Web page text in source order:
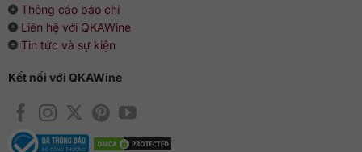
Thông cáo báo chí
Liên hệ với QKAWine
Tin tức và sự kiện
Kết nối với QKAWine